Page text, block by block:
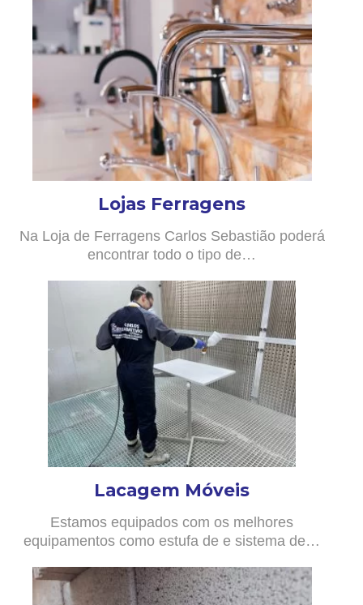
Lojas Ferragens
Na Loja de Ferragens Carlos Sebastião poderá
encontrar todo o tipo de…
Lacagem Móveis
Estamos equipados com os melhores
equipamentos como estufa de e sistema de…